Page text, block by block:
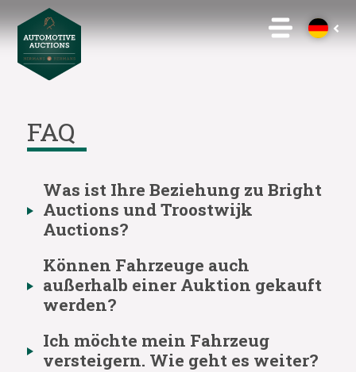
FAQ
Was ist Ihre Beziehung zu Bright
Auctions und Troostwijk
Auctions?
Können Fahrzeuge auch
außerhalb einer Auktion gekauft
werden?
Ich möchte mein Fahrzeug
versteigern. Wie geht es weiter?